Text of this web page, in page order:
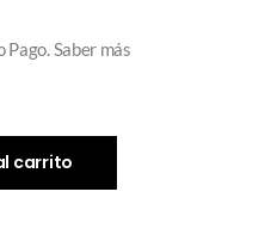
Pago.Saber más
carrito